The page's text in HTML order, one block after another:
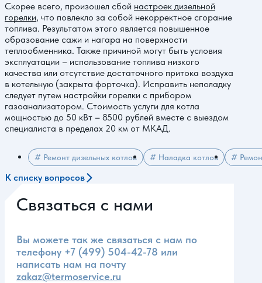
Скорее всего, произошел сбой настроек дизельной
горелки, что повлекло за собой некорректное сгорание
топлива. Результатом этого является повышенное
образование сажи и нагара на поверхности
теплообменника. Также причиной могут быть условия
эксплуатации – использование топлива низкого
качества или отсутствие достаточного притока воздуха
в котельную (закрыта форточка). Исправить неполадку
следует путем настройки горелки с прибором
газоанализатором. Стоимость услуги для котла
мощностью до 50 кВт – 8500 рублей вместе с выездом
специалиста в пределах 20 км от МКАД.
# Ремонт дизельных котлов # Наладка котлов #
К списку вопросов
Связаться с нами
Вы можете так же связаться с нам по
телефону +7 (499) 504-42-78 или
написать нам на почту
zakaz@termoservice.ru